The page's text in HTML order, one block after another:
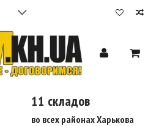
| 12 складов | Доставка
12 складов по Харькову.
110%.
550-35-90, (068) 810-46-47.
11 складов
во всех районах Харькова